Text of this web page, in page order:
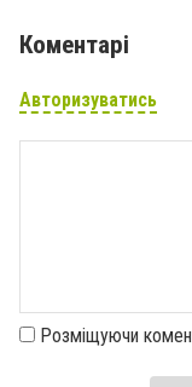
Коментарі
Авторизуватись
Розміщуючи